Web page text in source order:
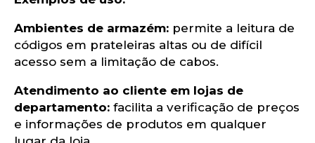
Ambientes de armazém: permite a leitura de
códigos em prateleiras altas ou de difícil
acesso sem a limitação de cabos.​
Atendimento ao cliente em lojas de
departamento: facilita a verificação de preços
e informações de produtos em qualquer